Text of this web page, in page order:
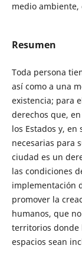
medio ambiente,
Resumen
Toda persona
así como a una
existencia; para
derechos que,
los Estados y,
necesarias para
ciudad es un
las condiciones
implementación
promover la
humanos, que
territorios donde
espacios sean